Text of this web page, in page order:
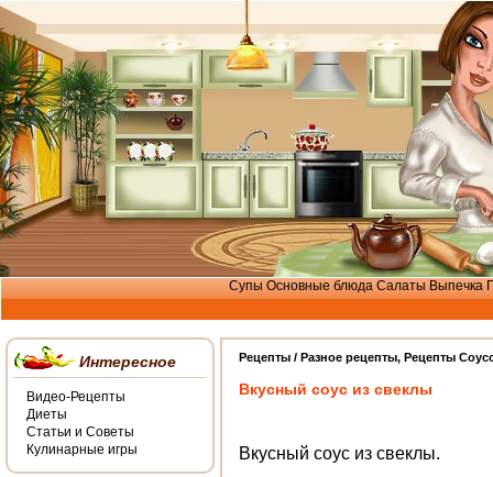
Супы Основные блюда Салаты Выпечка
Рецепты / Разное рецепты, Рецепты
Вкусный соус из свеклы
Вкусный соус из свеклы.
Интересное
Видео-Рецепты
Диеты
Статьи и Советы
Кулинарные игры